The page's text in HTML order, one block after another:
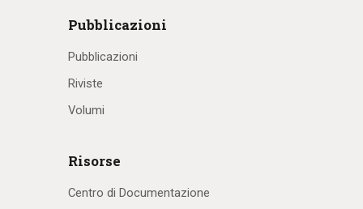
Pubblicazioni
Pubblicazioni
Riviste
Volumi
Risorse
Centro di Documentazione